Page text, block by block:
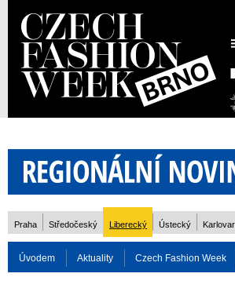
Praha Středočeský Liberecký Ústecký
Úvodem Aktuality Czech Fashion Week